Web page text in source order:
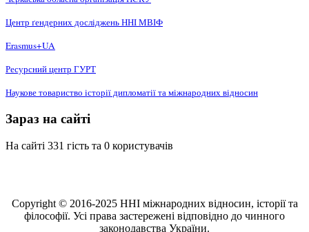
Центр ґендерних досліджень ННІ МВІФ
Erasmus+UA
Ресурсний центр ГУРТ
Наукове товариство історії дипломатії та міжнародних відносин
Зараз на сайті
На сайті 331 гість та 0 користувачів
Copyright © 2016-2025 ННІ міжнародних відносин, історії та
філософії. Усі права застережені відповідно до чинного
законодавства України.